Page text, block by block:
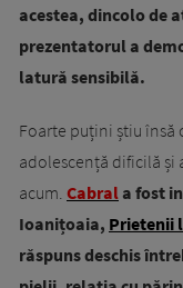
acestea, dincolo de
prezentatorul a
latură sensibilă.
Foarte puțini știu însă
adolescență dificilă și
acum. Cabral a fost
Ioanițoaia, Prietenii
răspuns deschis